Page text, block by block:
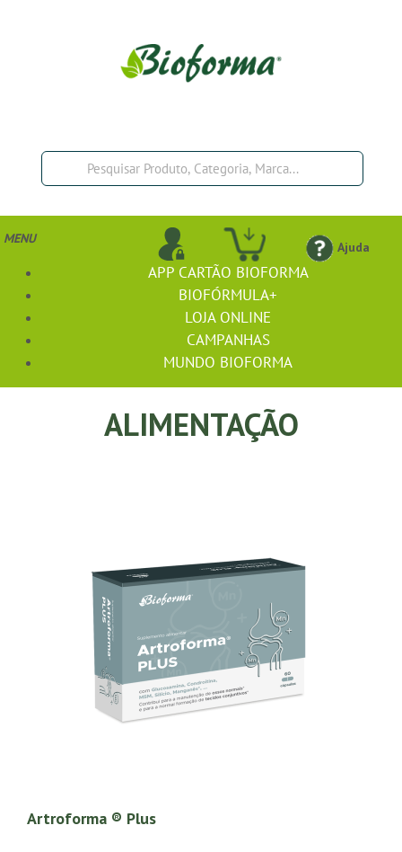
Ajuda
MENU
APP CARTÃO BIOFORMA
BIOFÓRMULA+
LOJA ONLINE
CAMPANHAS
MUNDO BIOFORMA
ALIMENTAÇÃO
Artroforma ® Plus